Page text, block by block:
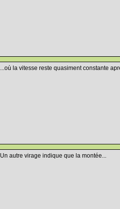
...où la vitesse reste quasiment constante
Un autre virage indique que la montée...